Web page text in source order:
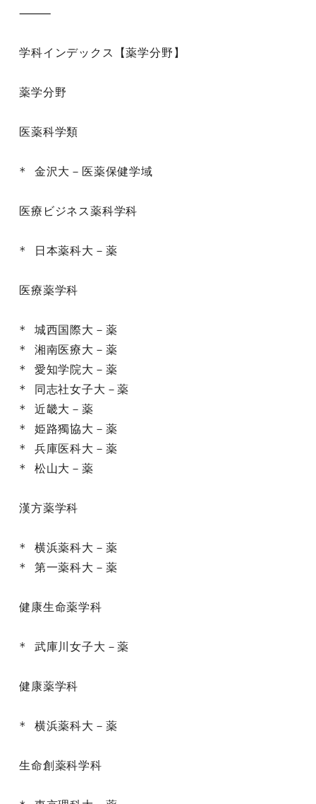
⸻
学科インデックス【薬学分野】
薬学分野
医薬科学類
* 金沢大－医薬保健学域
医療ビジネス薬科学科
* 日本薬科大－薬
医療薬学科
* 城西国際大－薬
* 湘南医療大－薬
* 愛知学院大－薬
* 同志社女子大－薬
* 近畿大－薬
* 姫路獨協大－薬
* 兵庫医科大－薬
* 松山大－薬
漢方薬学科
* 横浜薬科大－薬
* 第一薬科大－薬
健康生命薬学科
* 武庫川女子大－薬
健康薬学科
* 横浜薬科大－薬
生命創薬科学科